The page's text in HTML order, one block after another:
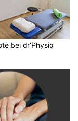
bei dr’Physio